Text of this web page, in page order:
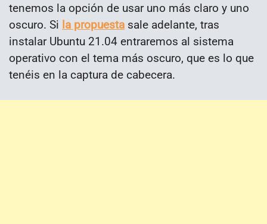
tenemos la opción de usar uno más claro y uno
oscuro. Si la propuesta sale adelante, tras
instalar Ubuntu 21.04 entraremos al sistema
operativo con el tema más oscuro, que es lo que
tenéis en la captura de cabecera.